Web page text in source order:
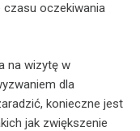
oczekiwania
na wizytę w
dla
konieczne jest
jak zwiększenie